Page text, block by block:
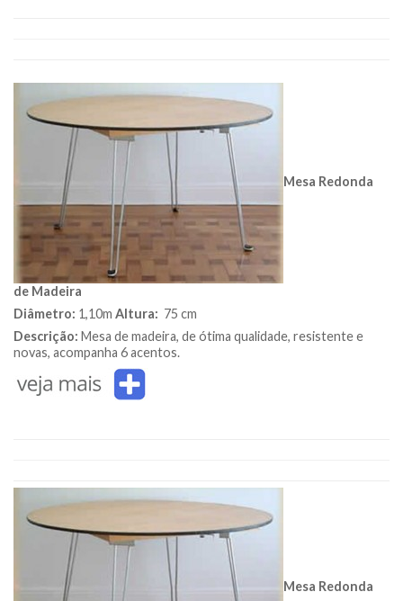
Mesa Redonda
de Madeira
Diâmetro: 1,10m Altura: 75 cm
Descrição: Mesa de madeira, de ótima qualidade, resistente e
novas, acompanha 6 acentos.
Mesa Redonda